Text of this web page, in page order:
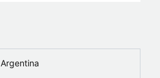
Argentina